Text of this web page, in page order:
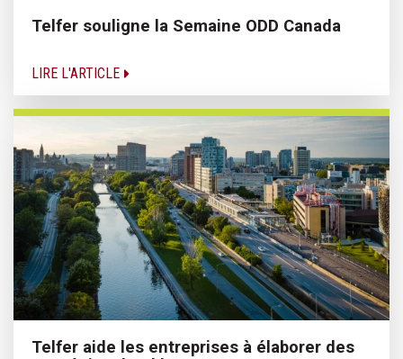
Telfer souligne la Semaine ODD Canada
LIRE L'ARTICLE
Telfer aide les entreprises à élaborer des